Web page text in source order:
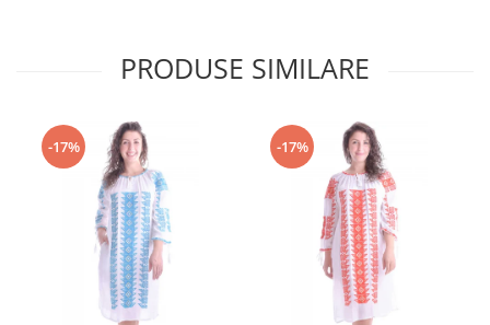
PRODUSE SIMILARE
-17% -17%